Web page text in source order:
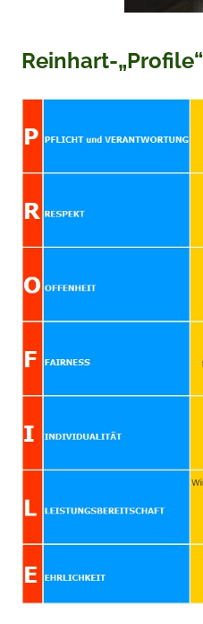
Reinhart-„Profile“